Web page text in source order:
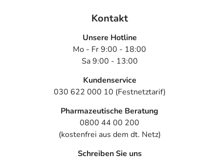
Kontakt
Unsere Hotline
Mo - Fr 9:00 - 18:00
Sa 9:00 - 13:00
Kundenservice
030 622 000 10 (Festnetztarif)
Pharmazeutische Beratung
0800 44 00 200
(kostenfrei aus dem dt. Netz)
Schreiben Sie uns